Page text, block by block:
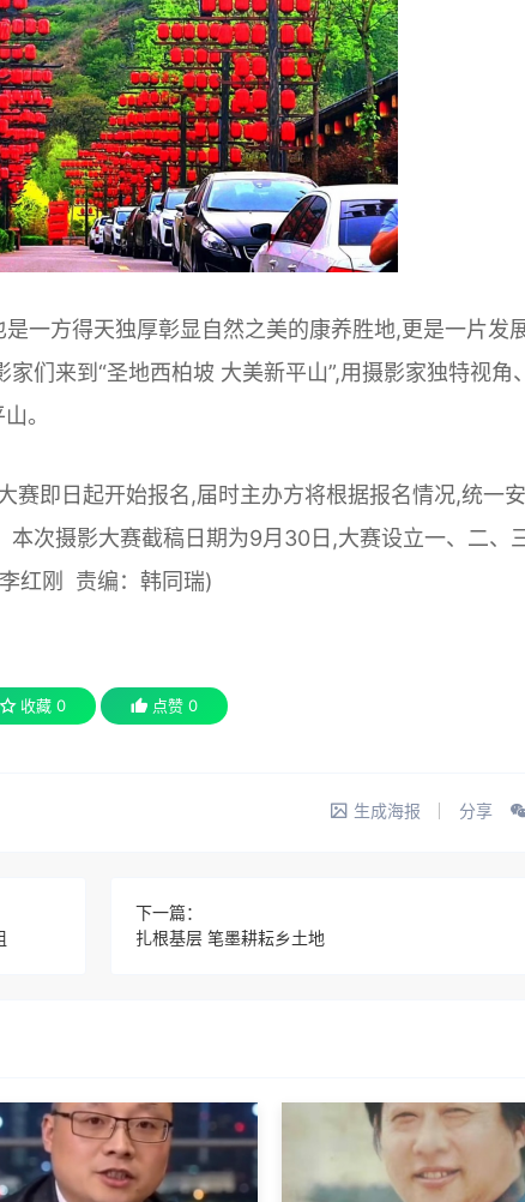
一方得天独厚彰显自然之美的康养胜地,更是一片发
们来到“圣地西柏坡 大美新平山”,用摄影家独特视角
。
即日起开始报名,届时主办方将根据报名情况,统一
次摄影大赛截稿日期为9月30日,大赛设立一、二、
红刚 责编：韩同瑞)
收藏 0 点赞 0
生成海报 分享
下一篇：
扎根基层 笔墨耕耘乡土地